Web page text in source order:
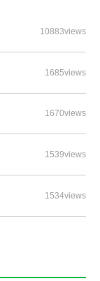
10883views
1685views
1670views
1539views
1534views